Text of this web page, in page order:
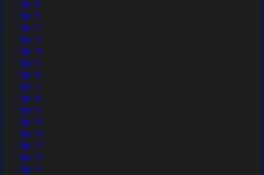
Tập 10
Tập 11
Tập 12
Tập 13
Tập 14
Tập 15
Tập 16
Tập 17
Tập 18
Tập 19
Tập 20
Tập 21
Tập 22
Tập 23
Tập 24